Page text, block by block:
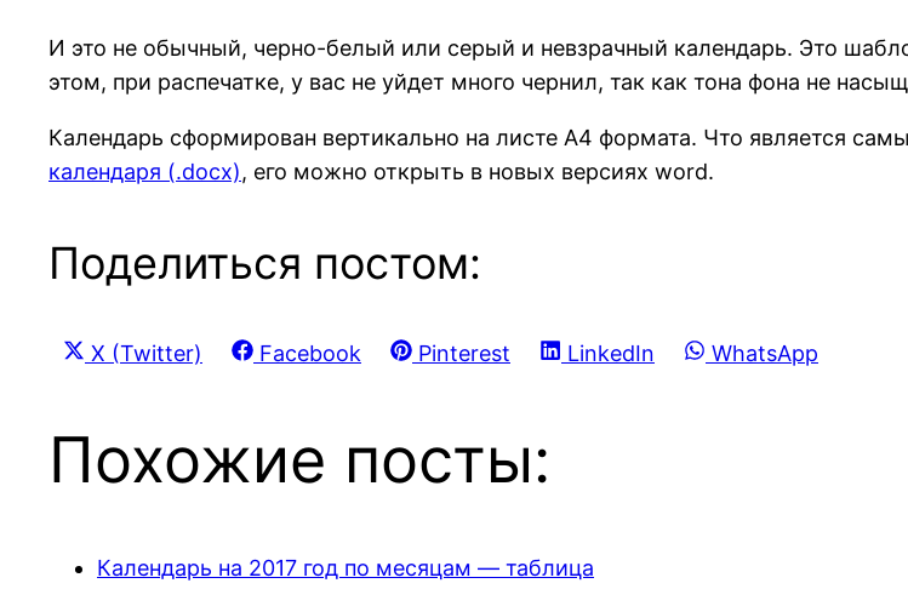
И это не обычный, черно-белый или серый и невзрачный календарь. Это
этом, при распечатке, у вас не уйдет много чернил, так как тона фона не
Календарь сформирован вертикально на листе А4 формата. Что является
календаря (.docx), его можно открыть в новых версиях word.
Поделиться постом:
Share
X (Twitter)
Share
Facebook
Share
Pinterest
Share
LinkedIn
Share
WhatsApp
Похожие посты:
Календарь на 2017 год по месяцам — таблица